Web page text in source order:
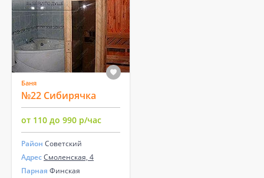
Баня
№22 Сибирячка
от 110 до 990 р/час
Район Советский
АдресСмоленская, 4
Парная Финская